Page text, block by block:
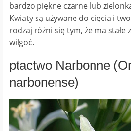
bardzo piękne czarne lub
Kwiaty są używane do cięcia i
rodzaj różni się tym, że ma stałe
wilgoć.
ptactwo Narbonne
narbonense)